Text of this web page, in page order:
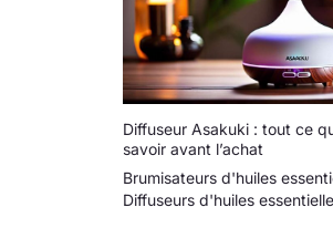
Diffuseur Asakuki : tout ce
savoir avant l’achat
Brumisateurs d'huiles
Diffuseurs d'huiles